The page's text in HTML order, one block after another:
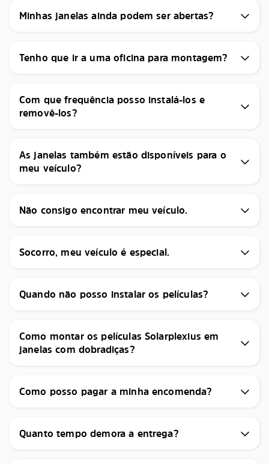
Minhas janelas ainda podem ser abertas?
Tenho que ir a uma oficina para montagem?
Com que frequência posso instalá-los e
removê-los?
As janelas também estão disponíveis para o
meu veículo?
Não consigo encontrar meu veículo.
Socorro, meu veículo é especial.
Quando não posso instalar os películas?
Como montar os películas Solarplexius em
janelas com dobradiças?
Como posso pagar a minha encomenda?
Quanto tempo demora a entrega?